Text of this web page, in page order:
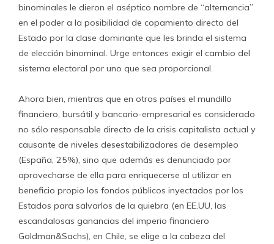
binominales le dieron el aséptico nombre de “alternancia”
en el poder a la posibilidad de copamiento directo del
Estado por la clase dominante que les brinda el sistema
de elección binominal. Urge entonces exigir el cambio del
sistema electoral por uno que sea proporcional.
Ahora bien, mientras que en otros países el mundillo
financiero, bursátil y bancario-empresarial es considerado
no sólo responsable directo de la crisis capitalista actual y
causante de niveles desestabilizadores de desempleo
(España, 25%), sino que además es denunciado por
aprovecharse de ella para enriquecerse al utilizar en
beneficio propio los fondos públicos inyectados por los
Estados para salvarlos de la quiebra (en EE.UU, las
escandalosas ganancias del imperio financiero
Goldman&Sachs), en Chile, se elige a la cabeza del